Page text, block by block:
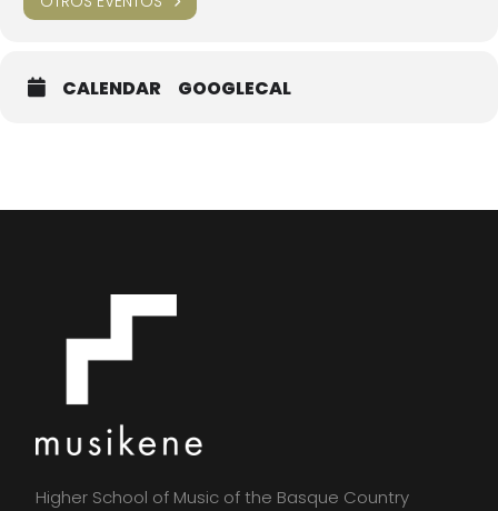
CALENDAR GOOGLECAL
Higher School of Music of the Basque Country